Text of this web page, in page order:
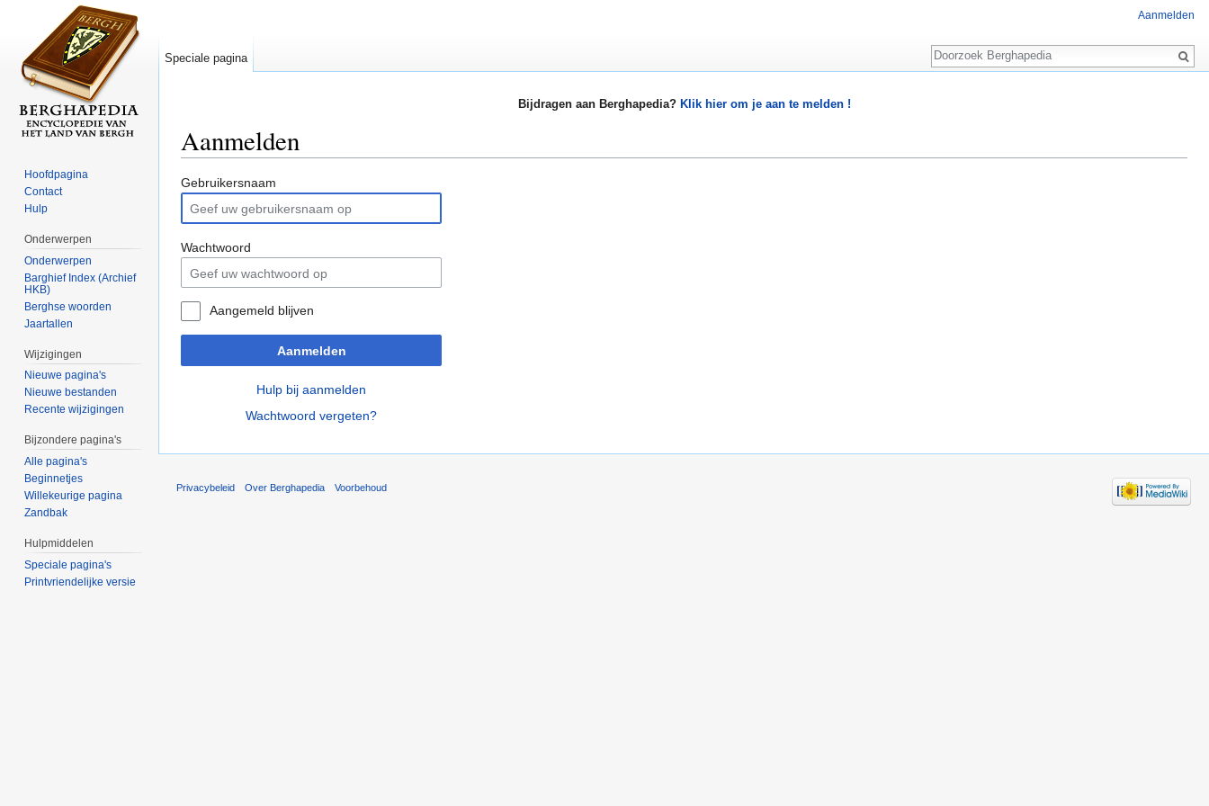
Bijdragen aan Berghapedia? Klik hier om je aan te melden !
Aanmelden
Gebruikersnaam
Wachtwoord
Aangemeld blijven
Aanmelden
Hulp bij aanmelden
Wachtwoord vergeten?
Aanmelden
Speciale pagina
Zoeken
Hoofdpagina
Contact
Hulp
Onderwerpen
Onderwerpen
Barghief Index (Archief
HKB)
Berghse woorden
Jaartallen
Wijzigingen
Nieuwe pagina's
Nieuwe bestanden
Recente wijzigingen
Bijzondere pagina's
Alle pagina's
Beginnetjes
Willekeurige pagina
Zandbak
Hulpmiddelen
Speciale pagina's
Printvriendelijke versie
Privacybeleid Over Berghapedia Voorbehoud